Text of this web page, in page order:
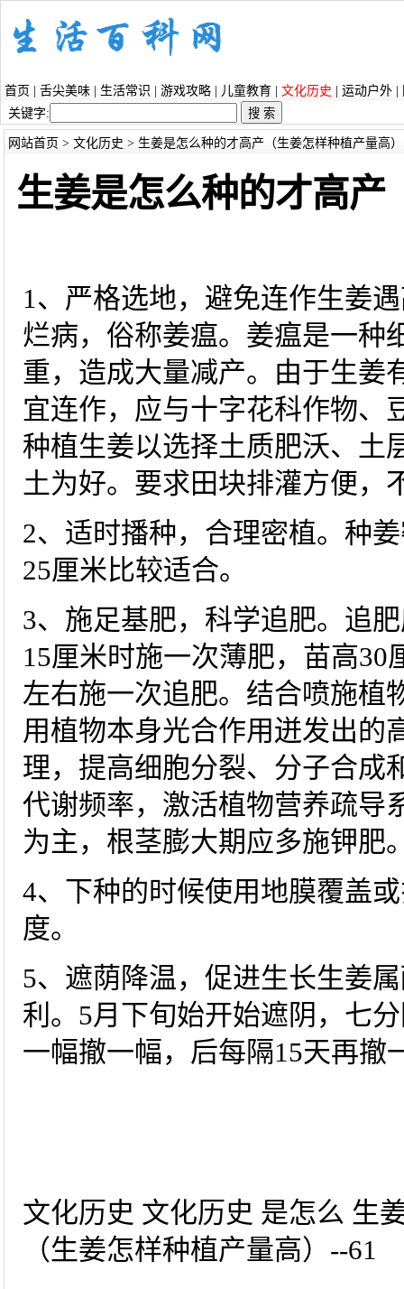
首页 舌尖美味 生活常识 游戏攻略 儿童教育 文化历史 运动户外
关键字:
网站首页 > 文化历史 > 生姜是怎么种的才高产（生姜怎样种植产量高）
生姜是怎么种的才高产
1、严格选地，避免连作生姜
烂病，俗称姜瘟。姜瘟是一种
重，造成大量减产。由于生姜
宜连作，应与十字花科作物、
种植生姜以选择土质肥沃、土
土为好。要求田块排灌方便，
2、适时播种，合理密植。种
25厘米比较适合。
3、施足基肥，科学追肥。追
15厘米时施一次薄肥，苗高
左右施一次追肥。结合喷施植
用植物本身光合作用迸发出的
理，提高细胞分裂、分子合成
代谢频率，激活植物营养疏导
为主，根茎膨大期应多施钾肥
4、下种的时候使用地膜覆盖
度。
5、遮荫降温，促进生长生姜
利。5月下旬始开始遮阴，七
一幅撤一幅，后每隔15天再撤
文化历史 文化历史 是怎么 生
（生姜怎样种植产量高）--61